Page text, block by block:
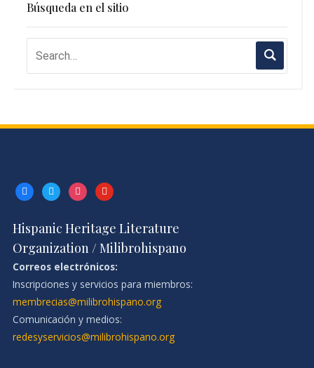
Búsqueda en el sitio
facebooktwitterinstagramyoutube
Hispanic Heritage Literature
Organization / Milibrohispano
Correos electrónicos:
Inscripciones y servicios para miembros:
membrecias@milibrohispano.org
Comunicación y medios:
redesyservicios@milibrohispano.org